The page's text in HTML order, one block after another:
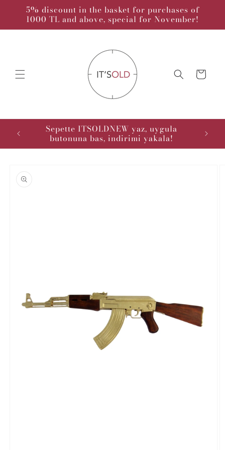
Skip to
content
5% discount in the basket for purchases of
1000 TL and above, special for November!
Cart
: Sepette ITSOLDNEW yaz, uygula
butonuna bas, indirimi yakala!
information